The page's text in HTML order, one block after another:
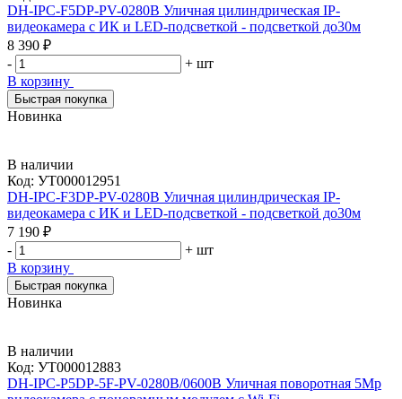
DH-IPC-F5DP-PV-0280B Уличная цилиндрическая IP-
видеокамера с ИК и LED-подсветкой - подсветкой до30м
8 390 ₽
-
+ шт
В корзину
Быстрая покупка
Новинка
В наличии
Код: УТ000012951
DH-IPC-F3DP-PV-0280B Уличная цилиндрическая IP-
видеокамера с ИК и LED-подсветкой - подсветкой до30м
7 190 ₽
-
+ шт
В корзину
Быстрая покупка
Новинка
В наличии
Код: УТ000012883
DH-IPC-P5DP-5F-PV-0280B/0600B Уличная поворотная 5Mp